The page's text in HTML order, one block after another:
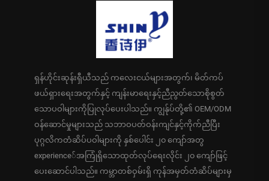
ရှန်ဟိုင်းဆုန်းရှီယီသည် ကလေးငယ်များအတွက်၊ မိတ်ကပ်
ဖယ်ရှားရေးအတွက်နှင့် ကျန်းမာရေးနှင့်ညီညွတ်သောစိုစွတ်
သောပဝါများကိုပြုလုပ်ပေးပါသည်။ ကျွန်ုပ်တို့၏ OEM/ODM
ဝန်ဆောင်မှုများသည် သဘာဝပတ်ဝန်းကျင်နှင့်ကိုက်ညီပြီး
ပုဂ္ဂလိကတံဆိပ်ပဝါများကို နှစ်ပေါင်း ၂၀ ကျော်အတွ
experience်အကြုံရှိသောထုတ်လုပ်ရေးလိုင်း ၂၀ ကျော်ဖြင့်
ပေးဆောင်ပါသည်။ ကမ္ဘာတစ်ဝှမ်းရှိ ကုန်အမှတ်တံဆိပ်များမှ